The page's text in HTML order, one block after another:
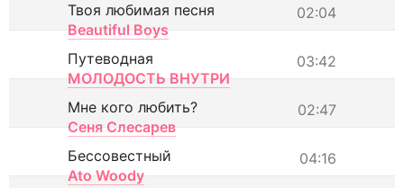
02:04
Твоя любимая песня
Beautiful Boys
03:42
Путеводная
МОЛОДОСТЬ ВНУТРИ
02:47
Мне кого любить?
Сеня Слесарев
04:16
Бессовестный
Ato Woody